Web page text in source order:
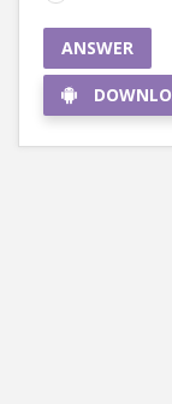
ANSWER